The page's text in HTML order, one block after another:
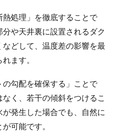
熱処理」を徹底することで
や天井裏に設置されるダク
などして、温度差の影響を最
ます。
勾配を確保する」ことで
く、若干の傾斜をつけるこ
発生した場合でも、自然に
可能です。